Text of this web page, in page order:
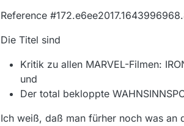
Reference
Die Titel sind
Kritik zu allen MARVEL-Filmen:
und
Der total bekloppte
Ich weiß, daß man fürher noch was an